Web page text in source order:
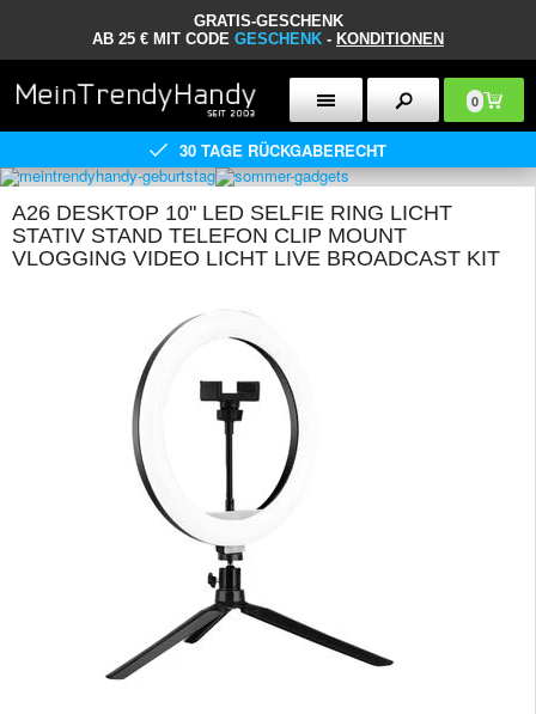
GRATIS-GESCHENK
AB 25 € MIT CODE GESCHENK - KONDITIONEN
0
30 TAGE RÜCKGABERECHT
A26 DESKTOP 10" LED SELFIE RING LICHT
STATIV STAND TELEFON CLIP MOUNT
VLOGGING VIDEO LICHT LIVE BROADCAST KIT